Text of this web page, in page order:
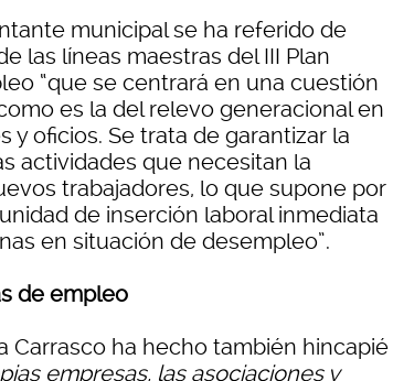
municipal se ha referido de
las líneas maestras del III Plan
“que se centrará en una cuestión
es la del relevo generacional en
y oficios. Se trata de garantizar la
actividades que necesitan la
trabajadores, lo que supone por
de inserción laboral inmediata
en situación de desempleo”.
de empleo
Carrasco ha hecho también hincapié
empresas, las asociaciones y